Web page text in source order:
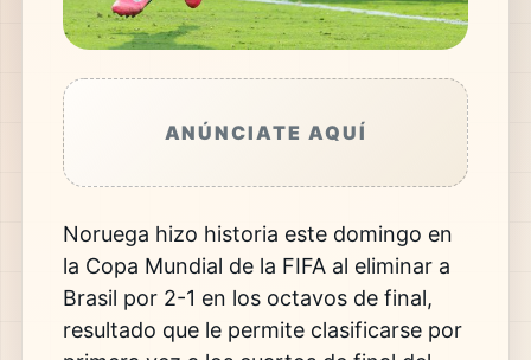
ANÚNCIATE AQUÍ
Noruega hizo historia este domingo en
la Copa Mundial de la FIFA al eliminar a
Brasil por 2-1 en los octavos de final,
resultado que le permite clasificarse por